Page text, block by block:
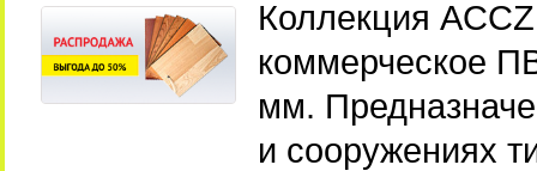
Коллекция
коммерческое
мм.
и сооружениях